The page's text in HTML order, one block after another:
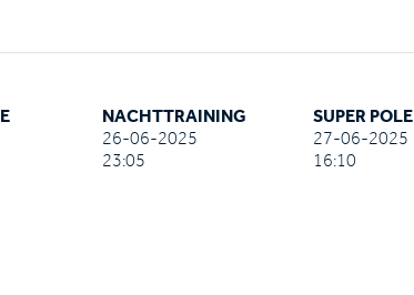
NACHTTRAINING
26-06-2025
23:05
SUPER POLE
27-06-2025
16:10